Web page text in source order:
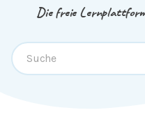
Die freie